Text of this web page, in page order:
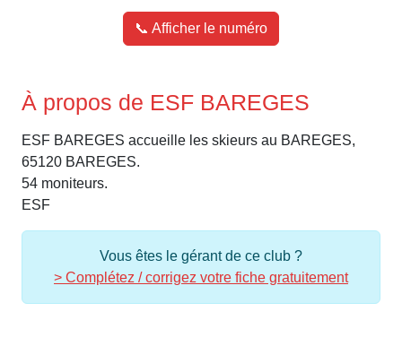
📞 Afficher le numéro
À propos de ESF BAREGES
ESF BAREGES accueille les skieurs au BAREGES,
65120 BAREGES.
54 moniteurs.
ESF
Vous êtes le gérant de ce club ?
> Complétez / corrigez votre fiche gratuitement